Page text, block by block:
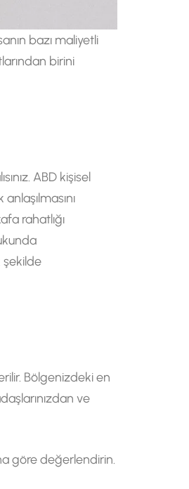
bazı maliyetli
birini
ABD kişisel
rahatlığı
şekilde
Bölgenizdeki en
ve
göre değerlendirin.